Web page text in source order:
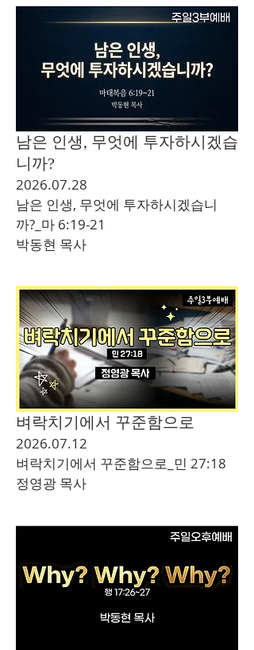
남은 인생, 무엇에 투자하시겠습
니까?
2026.07.28
남은 인생, 무엇에 투자하시겠습니
까?_마 6:19-21
​박동현 목사
벼락치기에서 꾸준함으로
2026.07.12
벼락치기에서 꾸준함으로_민 27:18
​정영광 목사